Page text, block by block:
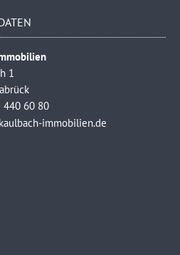
1
440 60 80
immobilien.de